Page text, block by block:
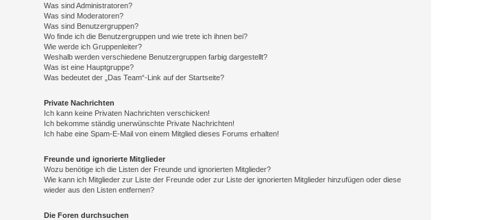
Was sind Administratoren?
Was sind Moderatoren?
Was sind Benutzergruppen?
Wo finde ich die Benutzergruppen und wie trete ich ihnen bei?
Wie werde ich Gruppenleiter?
Weshalb werden verschiedene Benutzergruppen farbig dargestellt?
Was ist eine Hauptgruppe?
Was bedeutet der „Das Team“-Link auf der Startseite?
Private Nachrichten
Ich kann keine Privaten Nachrichten verschicken!
Ich bekomme ständig unerwünschte Private Nachrichten!
Ich habe eine Spam-E-Mail von einem Mitglied dieses Forums erhalten!
Freunde und ignorierte Mitglieder
Wozu benötige ich die Listen der Freunde und ignorierten Mitglieder?
Wie kann ich Mitglieder zur Liste der Freunde oder zur Liste der ignorierten Mitglieder hinzufügen oder diese
wieder aus den Listen entfernen?
Die Foren durchsuchen